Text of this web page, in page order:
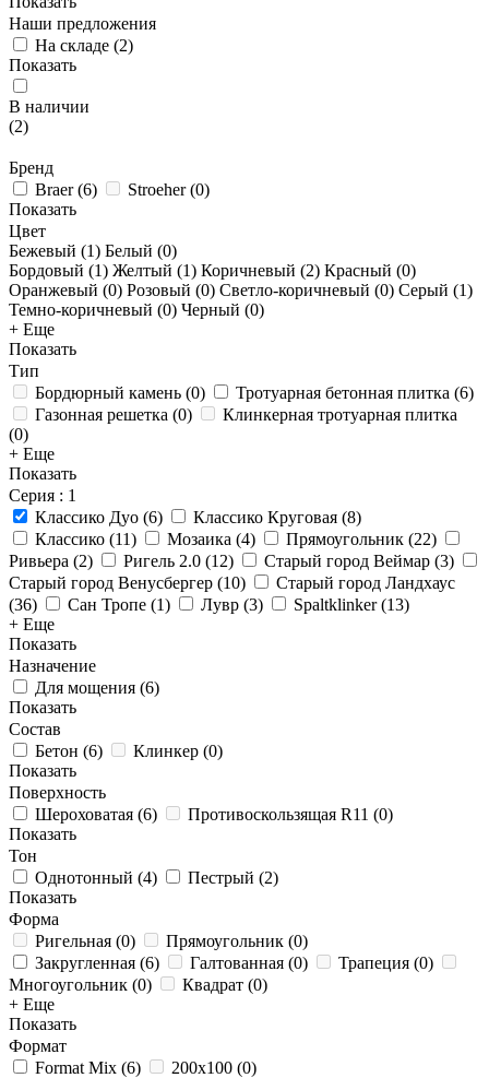
Наши предложения
На складе (2)
Показать
В наличии
(2)
Бренд
Braer(6) Stroeher(0)
Показать
Цвет
Бежевый (1) Белый (0)
Бордовый (1) Желтый (1) Коричневый (2) Красный (0)
Оранжевый (0) Розовый (0) Светло-коричневый (0) Серый (1)
Темно-коричневый (0) Черный (0)
+ Еще
Показать
Тип
Бордюрный камень (0) Тротуарная бетонная плитка (6)
Газонная решетка (0)
Клинкерная тротуарная плитка
(0)
+ Еще
Показать
Серия : 1
Классико Дуо (6) Классико Круговая (8)
Классико (11) Мозаика (4) Прямоугольник (22)
Ривьера (2) Ригель 2.0 (12) Старый город Веймар (3)
Старый город Венусбергер (10)
Старый город Ландхаус
(36) Сан Тропе (1) Лувр (3) Spaltklinker(13)
+ Еще
Показать
Назначение
Для мощения (6)
Показать
Состав
Бетон (6) Клинкер (0)
Показать
Поверхность
Шероховатая (6) Противоскользящая R11 (0)
Показать
Тон
Однотонный (4) Пестрый (2)
Показать
Форма
Ригельная (0) Прямоугольник (0)
Закругленная (6) Галтованная (0) Трапеция (0)
Многоугольник (0) Квадрат (0)
+ Еще
Показать
Формат
Format Mix (6) 200x100 (0)